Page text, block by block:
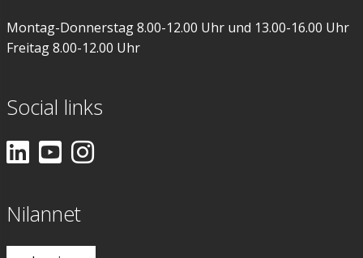
Montag-Donnerstag 8.00-12.00 Uhr und 13.00-16.00 Uhr
Freitag 8.00-12.00 Uhr
Social links
Nilannet